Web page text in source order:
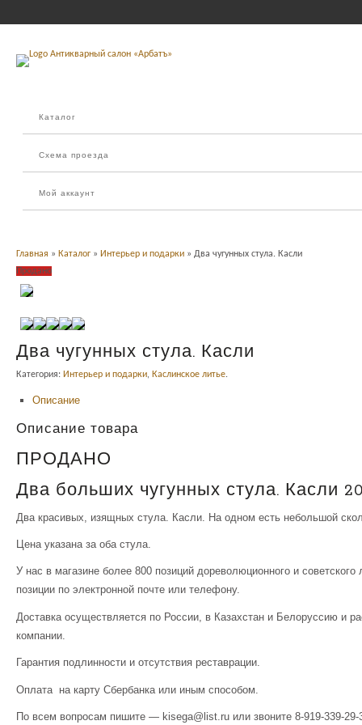
Каталог
Схема проезда
Мой аккаунт
Главная » Каталог » Интерьер и подарки » Два чугунных стула. Касли
Продано
Два чугунных стула. Касли
Категория: Интерьер и подарки, Каслинское литье.
Описание
Описание товара
ПРОДАНО
Два больших чугунных стула. Касли
Два красивых, изящных стула. Касли. На одном есть небольшой
Цена указана за оба стула.
У нас в магазине более 800 позиций дореволюционного и
позиции по электронной почте или телефону.
Доставка осуществляется по России, в Казахстан и Белоруссию и
компании.
Гарантия подлинности и отсутствия реставрации.
Оплата на карту Сбербанка или иным способом.
По всем вопросам пишите — kisega@list.ru или звоните 8-919-339-29-